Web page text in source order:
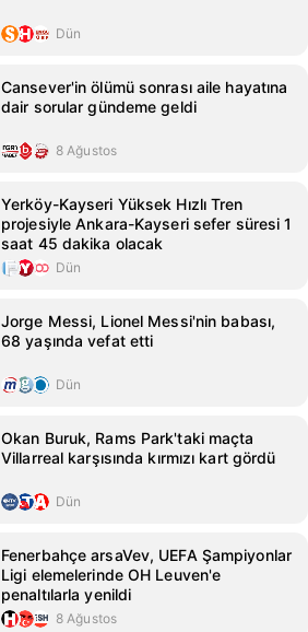
Dün
Cansever'in ölümü sonrası aile hayatına
dair sorular gündeme geldi
8 Ağustos
Yerköy-Kayseri Yüksek Hızlı Tren
projesiyle Ankara-Kayseri sefer süresi 1
saat 45 dakika olacak
Dün
Jorge Messi, Lionel Messi'nin babası,
68 yaşında vefat etti
Dün
Okan Buruk, Rams Park'taki maçta
Villarreal karşısında kırmızı kart gördü
Dün
Fenerbahçe arsaVev, UEFA Şampiyonlar
Ligi elemelerinde OH Leuven'e
penaltılarla yenildi
8 Ağustos